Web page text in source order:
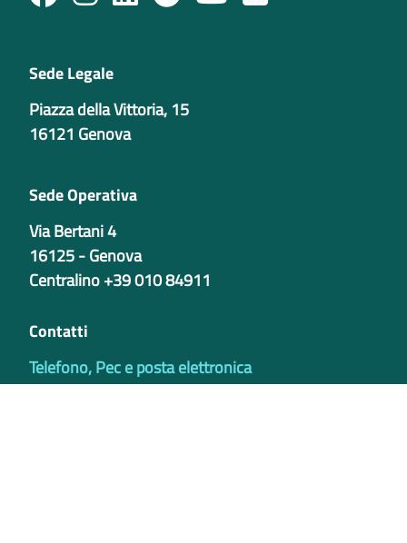
Sede Legale
Piazza della Vittoria, 15
16121 Genova
Sede Operativa
Via Bertani 4
16125 - Genova
Centralino +39 010 84911
Contatti
Telefono, Pec e posta elettronica